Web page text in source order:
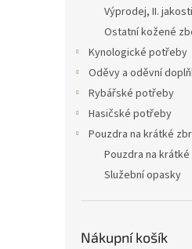
Výprodej, II. jakosti
Ostatní kožené
Kynologické potřeby
Oděvy a oděvní
Rybářské potřeby
Hasičské potřeby
Pouzdra na krátké
Pouzdra na
Služební opasky
Nákupní košík